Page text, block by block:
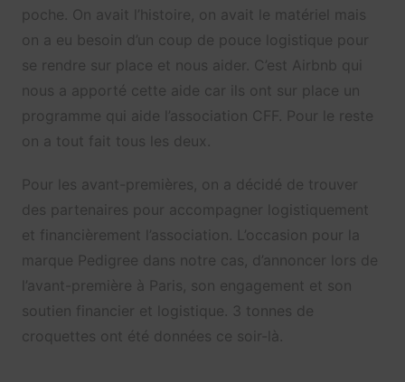
poche. On avait l’histoire, on avait le matériel mais
on a eu besoin d’un coup de pouce logistique pour
se rendre sur place et nous aider. C’est Airbnb qui
nous a apporté cette aide car ils ont sur place un
programme qui aide l’association CFF. Pour le reste
on a tout fait tous les deux.
Pour les avant-premières, on a décidé de trouver
des partenaires pour accompagner logistiquement
et financièrement l’association. L’occasion pour la
marque Pedigree dans notre cas, d’annoncer lors de
l’avant-première à Paris, son engagement et son
soutien financier et logistique. 3 tonnes de
croquettes ont été données ce soir-là.